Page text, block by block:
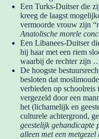
Een Turks-Duitser die
kreeg de laagst
vermoorde vrouw zijn “
Anatolische morele
Een Libanees-Duitser
hij haar met een riem
waarbij de rechter zijn
De hoogste
besloten dat
verbieden op schoolreis
vergezeld door een
het (lichamelijk en
culturele achtergrond,
geestelijk gehandicapte
alleen met een metgezel